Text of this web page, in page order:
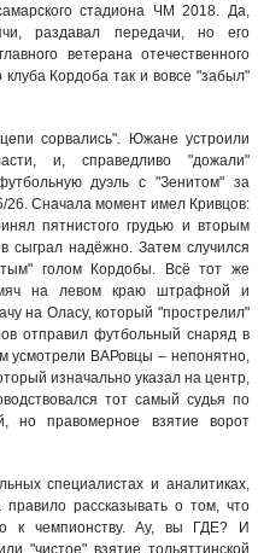
стадиона ЧМ 2018. Да,
раздавал передачи, но его
ветерана отечественного
клуба Кордоба так и вовсе "забыл"
сорвались". Южане устроили
и, справедливо "дожали"
дуэль с "Зенитом" за
26. Сначала момент имел Кривцов:
пятнистого грудью и вторым
сыграл надёжно. Затем случился
голом Кордобы. Всё тот же
на левом краю штрафной и
на Оласу, который "прострелил"
отправил футбольный снаряд в
усмотрели ВАРовцы – непонятно,
изначально указал на центр,
тот самый судья по
но правомерное взятие ворот
специалистах и аналитиках,
рассказывать о том, что
к чемпионству. Ау, вы ГДЕ? И
"чистое" взятие тольяттинской